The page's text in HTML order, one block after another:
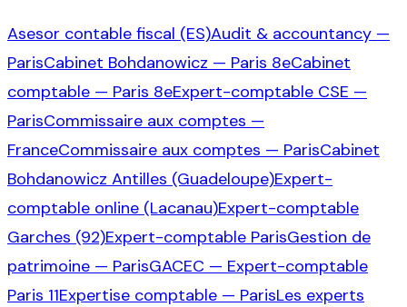
Asesor contable fiscal (ES)Audit & accountancy —
ParisCabinet Bohdanowicz — Paris 8eCabinet
comptable — Paris 8eExpert-comptable CSE —
ParisCommissaire aux comptes —
FranceCommissaire aux comptes — ParisCabinet
Bohdanowicz Antilles (Guadeloupe)Expert-
comptable online (Lacanau)Expert-comptable
Garches (92)Expert-comptable ParisGestion de
patrimoine — ParisGACEC — Expert-comptable
Paris 11Expertise comptable — ParisLes experts